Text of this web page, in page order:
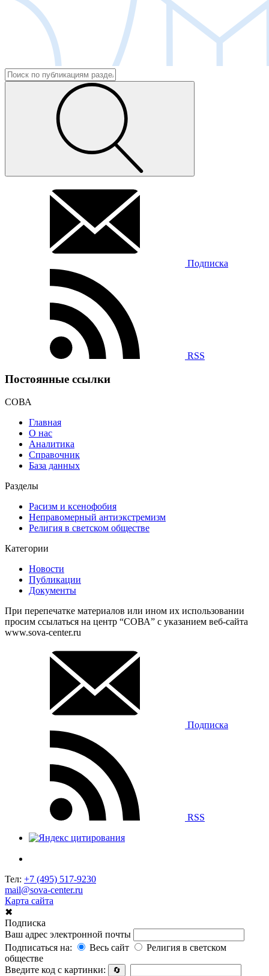
Подписка
RSS
Постоянные ссылки
СОВА
Главная
О нас
Аналитика
Справочник
База данных
Разделы
Расизм и ксенофобия
Неправомерный антиэкстремизм
Религия в светском обществе
Категории
Новости
Публикации
Документы
При перепечатке материалов или ином их использовании
просим ссылаться на центр “СОВА” с указанием веб-сайта
www.sova-center.ru
Подписка
RSS
Тел: +7 (495) 517-9230
mail@sova-center.ru
Карта сайта
✖
Подписка
Ваш адрес электронной почты
Подписаться на:
Весь сайт
Религия в светском
обществе
Введите код с картинки:
🔄